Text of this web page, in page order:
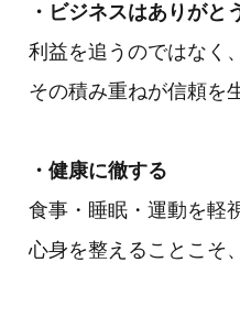
・ビジネスはありがと
利益を追うのではなく
その積み重ねが信頼を
・健康に徹する
食事・睡眠・運動を軽
心身を整えることこそ